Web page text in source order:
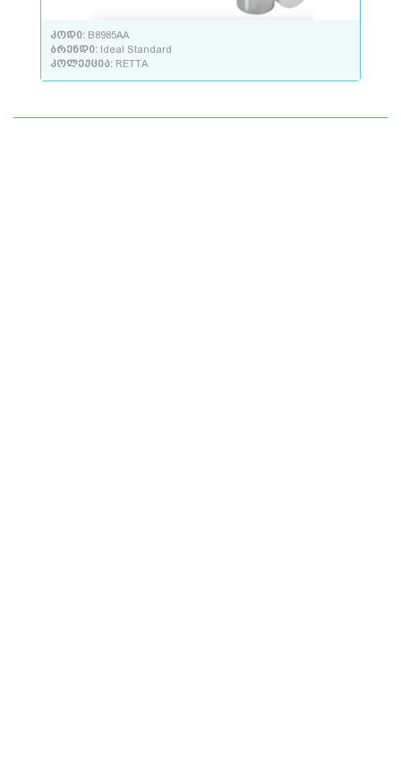
კოდი: B8985AA
ბრენდი: Ideal Standard
კოლექცია: RETTA